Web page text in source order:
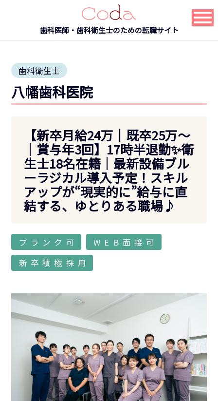
歯科医師・歯科衛生士のための転職サイト
歯科衛生士
八幡歯科医院
【新卒月給24万｜既卒25万～
｜賞与年3回】17時半退勤✨衛
生士18名在籍｜最新設備ブル
ーラジカル導入予定！スキル
アップが“現実的に”給与に直
結する、ゆとりある職場♪
ブランク可
WEB面接可
新卒積極採用